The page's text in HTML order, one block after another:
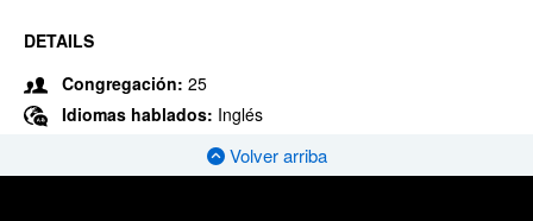
DETAILS
Congregación: 25
Idiomas hablados: Inglés
Volver arriba